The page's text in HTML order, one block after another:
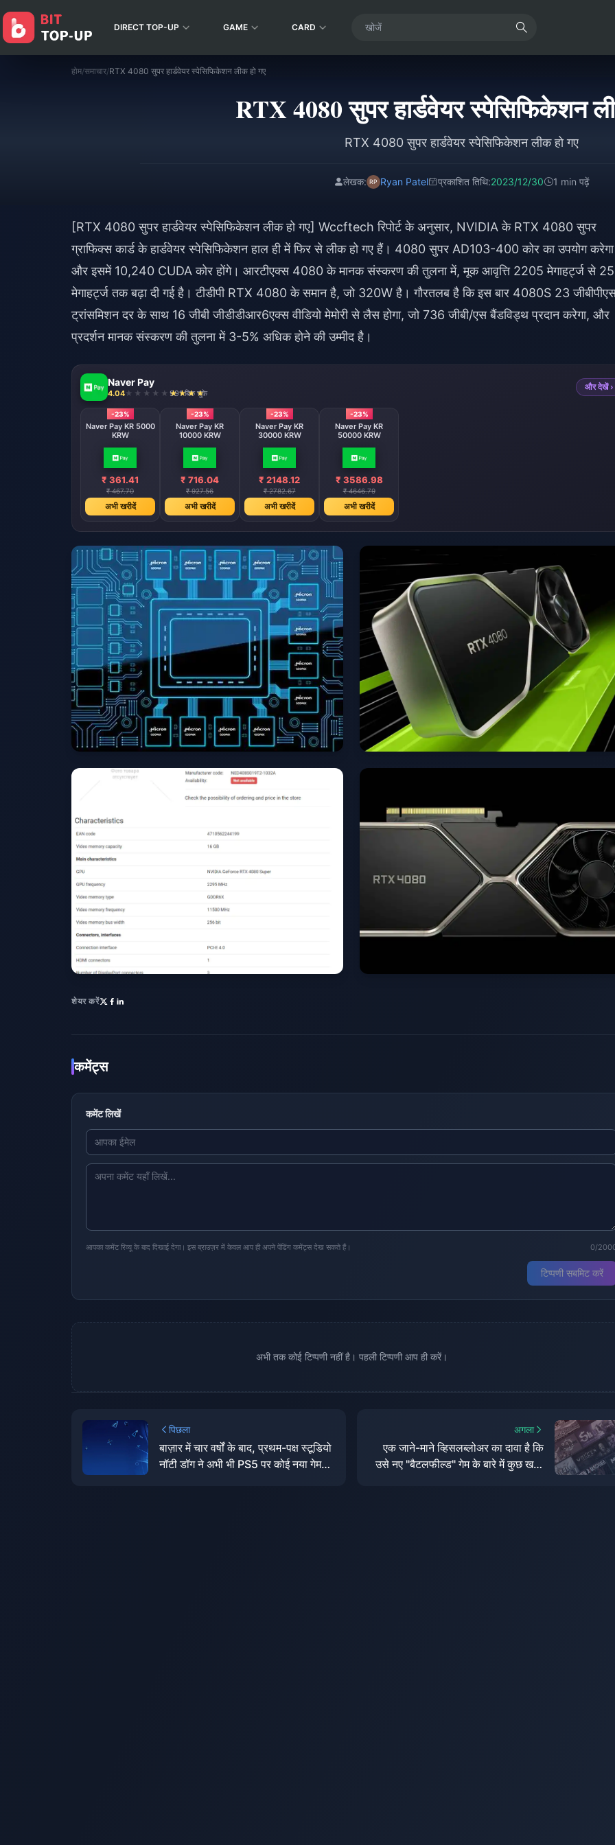
DIRECT TOP-UP GAME CARD
होम/समाचार/RTX 4080 सुपर हार्डवेयर स्पेसिफिकेशन लीक हो गए
RTX 4080 सुपर हार्डवेयर स्पेसिफिकेशन
RTX 4080 सुपर हार्डवेयर स्पेसिफिकेशन लीक हो गए
लेखक: Ryan Patel प्रकाशित तिथि:2023/12/30 1 min पढ़ें
[RTX 4080 सुपर हार्डवेयर स्पेसिफिकेशन लीक हो गए] Wccftech रिपोर्ट के अनुसार, NVIDIA के RTX 4080 सुपर
ग्राफिक्स कार्ड के हार्डवेयर स्पेसिफिकेशन हाल ही में फिर से लीक हो गए हैं। 4080 सुपर AD103-400 कोर का उपयोग करेगा
और इसमें 10,240 CUDA कोर होंगे। आरटीएक्स 4080 के मानक संस्करण की तुलना में, मूक आवृत्ति 2205 मेगाहर्ट्ज से
मेगाहर्ट्ज तक बढ़ा दी गई है। टीडीपी RTX 4080 के समान है, जो 320W है। गौरतलब है कि इस बार 4080S 23
ट्रांसमिशन दर के साथ 16 जीबी जीडीडीआर6एक्स वीडियो मेमोरी से लैस होगा, जो 736 जीबी/एस बैंडविड्थ प्रदान करेगा, और
प्रदर्शन मानक संस्करण की तुलना में 3-5% अधिक होने की उम्मीद है।
Naver Pay
4.04 991 बिक चुके
और देखें ›
-23%
Naver Pay KR 5000
KRW
₹ 361.41
₹ 467.70
अभी खरीदें
-23%
Naver Pay KR
10000 KRW
₹ 716.04
₹ 927.56
अभी खरीदें
-23%
Naver Pay KR
30000 KRW
₹ 2148.12
₹ 2782.67
अभी खरीदें
-23%
Naver Pay KR
50000 KRW
₹ 3586.98
₹ 4646.79
अभी खरीदें
शेयर करें
कमेंट्स
कमेंट लिखें
आपका कमेंट रिव्यू के बाद दिखाई देगा। इस ब्राउज़र में केवल आप ही अपने पेंडिंग कमेंट्स देख सकते हैं। 0/
टिप्पणी सबमिट करें
अभी तक कोई टिप्पणी नहीं है। पहली टिप्पणी आप ही करें।
पिछला
बाज़ार में चार वर्षों के बाद, प्रथम-पक्ष स्टूडियो
नॉटी डॉग ने अभी भी PS5 पर कोई नया गेम
अगला
एक जाने-माने व्हिसलब्लोअर का दावा है कि
उसे नए "बैटलफील्ड" गेम के बारे में कुछ खबरें